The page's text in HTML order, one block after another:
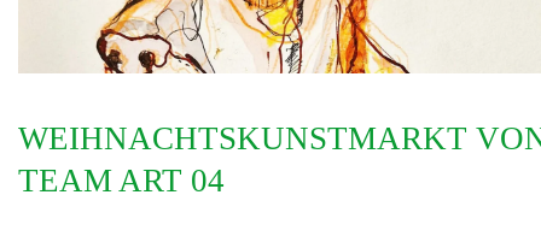
WEIHNACHTSKUNSTMARKT
TEAM ART 04